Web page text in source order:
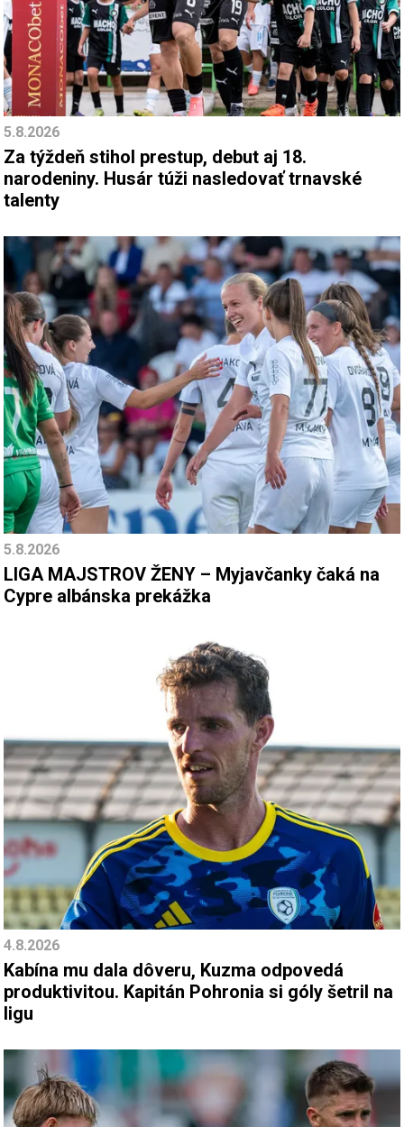
5.8.2026
Za týždeň stihol prestup, debut aj 18.
narodeniny. Husár túži nasledovať trnavské
talenty
5.8.2026
LIGA MAJSTROV ŽENY – Myjavčanky čaká na
Cypre albánska prekážka
4.8.2026
Kabína mu dala dôveru, Kuzma odpovedá
produktivitou. Kapitán Pohronia si góly šetril na
ligu